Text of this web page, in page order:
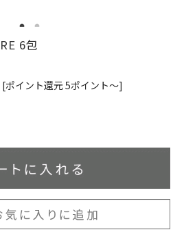
1 2
6包
[ポイント還元 5ポイント～]